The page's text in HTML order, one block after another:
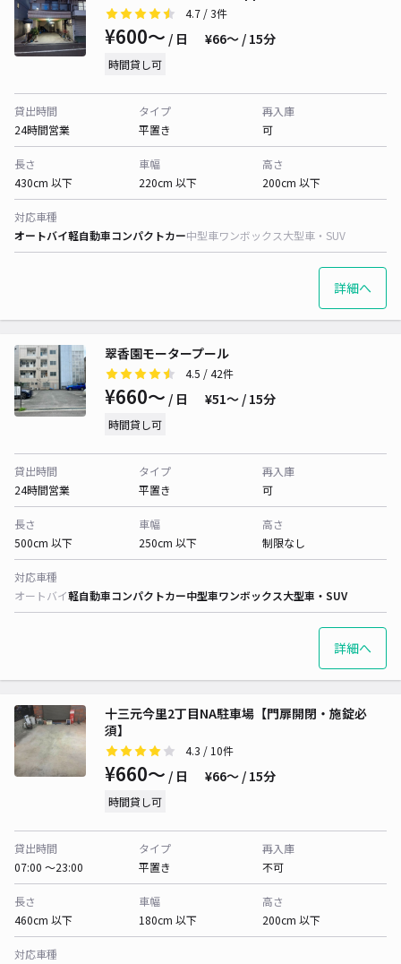
4.7 / 3件
¥600〜 / 日 ¥66〜 / 15分
時間貸し可
貸出時間
24時間営業
タイプ
平置き
再入庫
可
長さ
430cm 以下
車幅
220cm 以下
高さ
200cm 以下
対応車種
オートバイ軽自動車コンパクトカー中型車ワンボックス大型車・SUV
詳細へ
翠香園モータープール
4.5 / 42件
¥660〜 / 日 ¥51〜 / 15分
時間貸し可
貸出時間
24時間営業
タイプ
平置き
再入庫
可
長さ
500cm 以下
車幅
250cm 以下
高さ
制限なし
対応車種
オートバイ軽自動車コンパクトカー中型車ワンボックス大型車・SUV
詳細へ
十三元今里2丁目NA駐車場【門扉開閉・施錠必
須】
4.3 / 10件
¥660〜 / 日 ¥66〜 / 15分
時間貸し可
貸出時間
07:00 〜23:00
タイプ
平置き
再入庫
不可
長さ
460cm 以下
車幅
180cm 以下
高さ
200cm 以下
対応車種